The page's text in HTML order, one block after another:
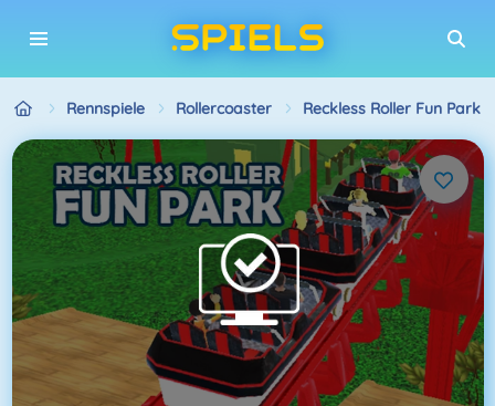
Rennspiele Rollercoaster Reckless Roller Fun Park